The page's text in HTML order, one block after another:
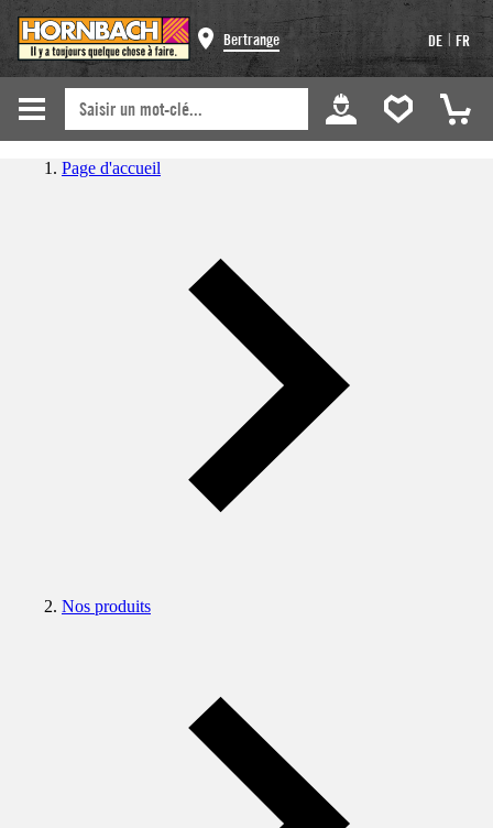
Bertrange DE | FR
Page d'accueil
Nos produits